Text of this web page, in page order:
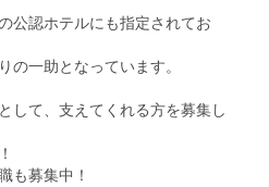
公認ホテルにも指定されてお
の一助となっています。
して、支えてくれる方を募集し
も募集中！